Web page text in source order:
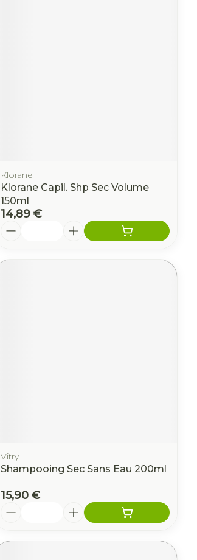
Klorane
Klorane Capil. Shp Sec Volume
150ml
14,89 €
Quantité
Vitry
Shampooing Sec Sans Eau 200ml
15,90 €
Quantité